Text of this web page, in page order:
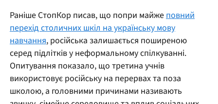
Раніше СтопКор писав, що попри майжеповний
перехід столичних шкіл на українську мову
навчання, російська залишається поширеною
серед підлітків у неформальному спілкуванні.
Опитування показало, що третина учнів
використовує російську на перервах та поза
школою, а головними причинами називають